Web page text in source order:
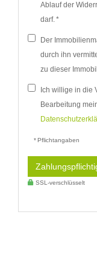
Ablauf der
darf. *
Der
durch ihn
zu dieser
Ich willige in die
Bearbeitung
* Pflichtangaben
SSL-verschlüsselt